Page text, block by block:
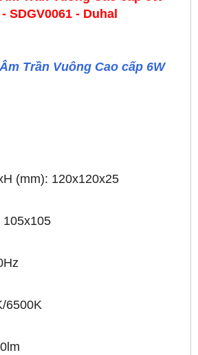
SDGV0061 - Duhal
Trần Vuông Cao cấp 6W
(mm): 120x120x25
105x105
6500K